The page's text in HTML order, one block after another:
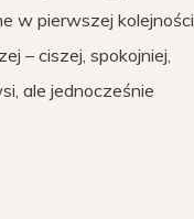
w pierwszej kolejności
– ciszej, spokojniej,
ale jednocześnie